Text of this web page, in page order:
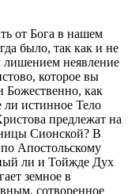
от Бога в нашем
было, так как и не
неявление
которое вы
Божественно, как
истинное Тело
предлежат на
Сионской? В
Апостольскому
ли и Тойжде Дух
земное в
сотворенное